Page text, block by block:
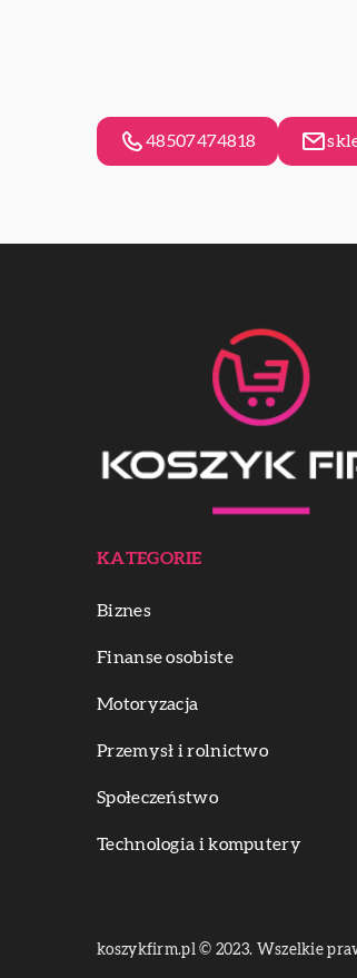
48507474818
KATEGORIE
Biznes
Finanse osobiste
Motoryzacja
Przemysł i rolnictwo
Społeczeństwo
Technologia i komputery
koszykfirm.pl © 2023. Wszelkie